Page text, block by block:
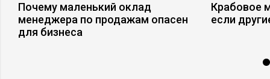
Почему маленький оклад
менеджера по продажам опасен
для бизнеса
Крабовое
если